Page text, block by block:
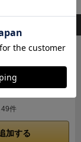
なっています。
ードと、シンプ
イ性はかなり高
遊んでみまし
ンを考え出すと
品する野菜は見
増やそう！と目
に加えてストー
のデッキも数種
高く遊ぶほどに
もしやすいた
ススメできるゲ
、森や海、草原の
う！
49件
加する